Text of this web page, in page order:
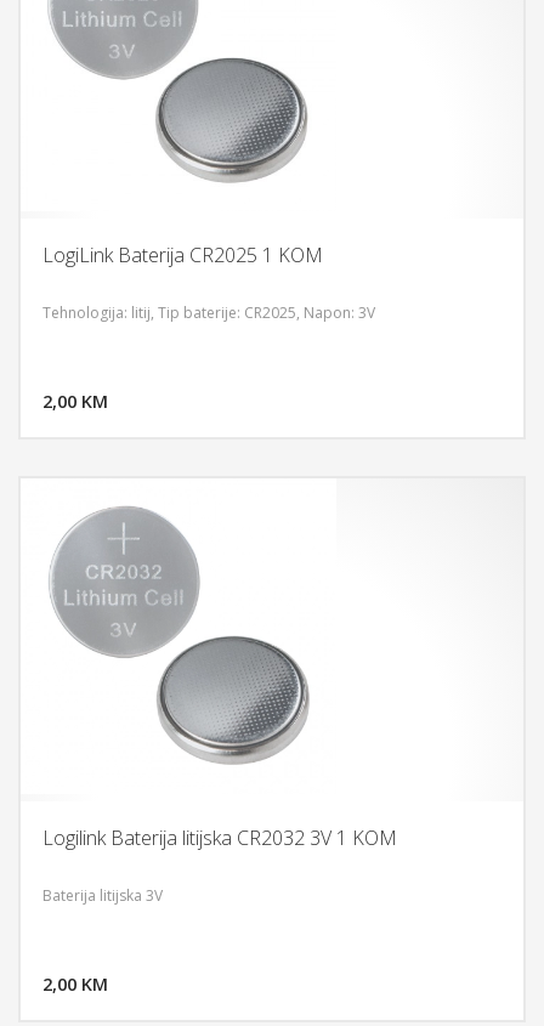
LogiLink Baterija CR2025 1 KOM
Tehnologija: litij, Tip baterije: CR2025, Napon: 3V
2,00 KM
Logilink Baterija litijska CR2032 3V 1 KOM
Baterija litijska 3V
2,00 KM